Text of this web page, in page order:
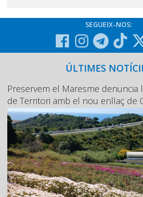
SEGUEIX-NOS:
ÚLTIMES
Preservem el Maresme denuncia
de Territori amb el nou enllaç de